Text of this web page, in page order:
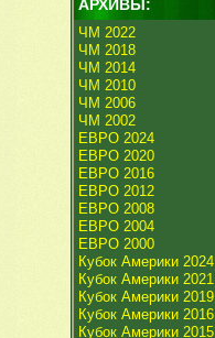
АРХИВЫ:
ЧМ 2022
ЧМ 2018
ЧМ 2014
ЧМ 2010
ЧМ 2006
ЧМ 2002
ЕВРО 2024
ЕВРО 2020
ЕВРО 2016
ЕВРО 2012
ЕВРО 2008
ЕВРО 2004
ЕВРО 2000
Кубок Америки 2024
Кубок Америки 2021
Кубок Америки 2019
Кубок Америки 2016
Кубок Америки 2015